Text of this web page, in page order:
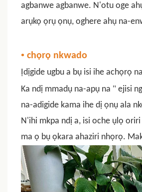
agbanwe agbanwe. N'otu oge
arụkọ ọrụ ọnụ, oghere ahụ na-
• chọrọ nkwado
Ịdịgide ugbu a bụ isi ihe achọrọ
Ka ndị mmadụ na-apụ na " ejisi
na-adigide kama ihe dị ọnụ ala
N'ihi mkpa ndị a, isi oche ụlọ
ma ọ bụ ọkara ahaziri nhọrọ.